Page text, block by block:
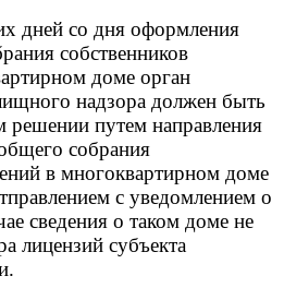
дней со дня оформления
собственников
доме орган
надзора должен быть
решении путем направления
собрания
в многоквартирном доме
с уведомлением о
сведения о таком доме не
лицензий субъекта